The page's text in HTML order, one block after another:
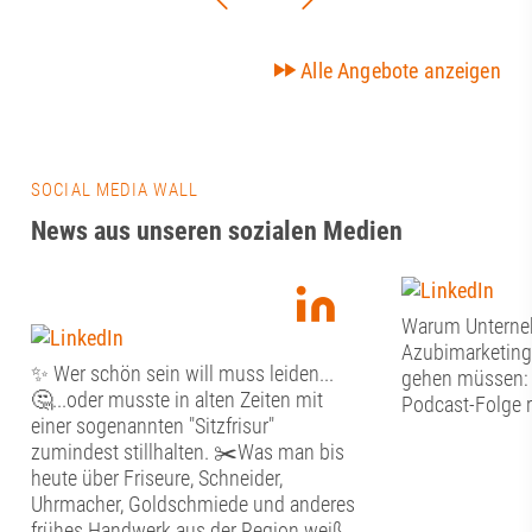
Alle Angebote anzeigen
SOCIAL MEDIA WALL
News aus unseren sozialen Medien
✨ Wer schön sein will muss leiden...
🤔...oder musste in alten Zeiten mit
einer sogenannten "Sitzfrisur"
zumindest stillhalten. ✂️Was man bis
heute über Friseure, Schneider,
Uhrmacher, Goldschmiede und anderes
Warum
gehen
Podcast-Folge